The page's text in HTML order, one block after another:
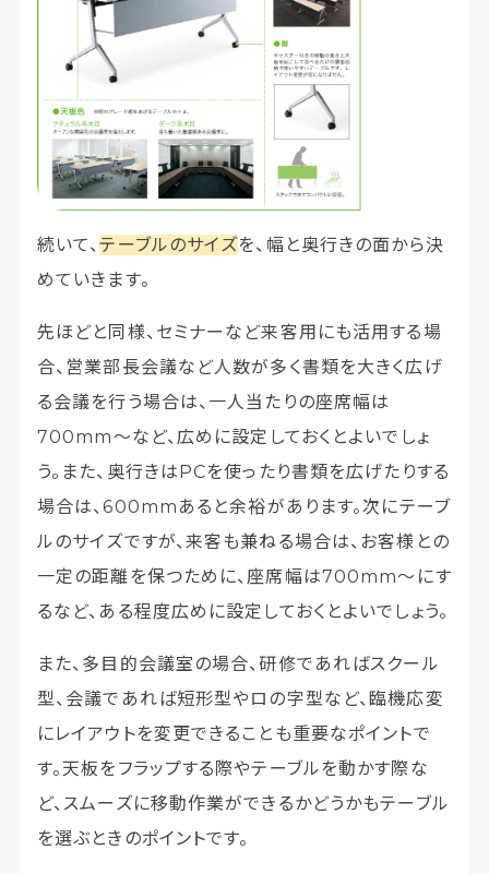
続いて、テーブルのサイズを、幅と奥行きの面から決
めていきます。
先ほどと同様、セミナーなど来客用にも活用する場
合、営業部長会議など人数が多く書類を大きく広げ
る会議を行う場合は、一人当たりの座席幅は
700mm～など、広めに設定しておくとよいでしょ
う。また、奥行きはPCを使ったり書類を広げたりする
場合は、600mmあると余裕があります。次にテーブ
ルのサイズですが、来客も兼ねる場合は、お客様との
一定の距離を保つために、座席幅は700mm～にす
るなど、ある程度広めに設定しておくとよいでしょう。
また、多目的会議室の場合、研修であればスクール
型、会議であれば短形型やロの字型など、臨機応変
にレイアウトを変更できることも重要なポイントで
す。天板をフラップする際やテーブルを動かす際な
ど、スムーズに移動作業ができるかどうかもテーブル
を選ぶときのポイントです。